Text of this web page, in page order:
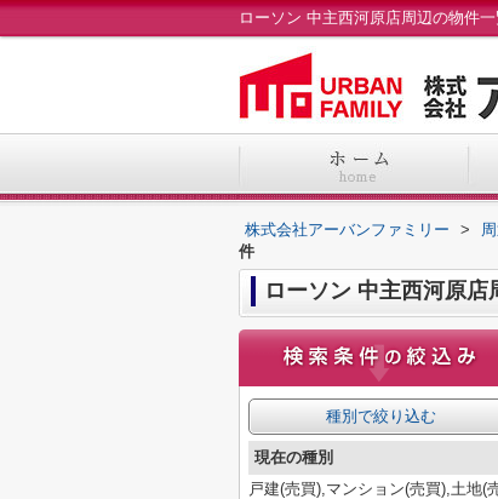
株式会社アーバンファミリー >
件
ローソン 中主西河原店
種別で絞り込む
現在の種別
戸建(売買),マンション(売買),土地(